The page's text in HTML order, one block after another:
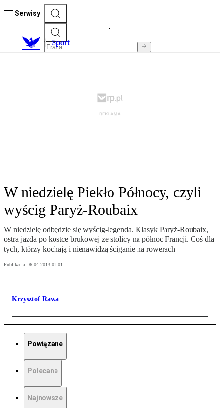
Serwisy
Sport
W niedzielę Piekło Północy, czyli
wyścig Paryż-Roubaix
W niedzielę odbędzie się wyścig-legenda. Klasyk Paryż-Roubaix,
ostra jazda po kostce brukowej ze stolicy na północ Francji. Coś dla
tych, którzy kochają i nienawidzą ściganie na rowerach
Publikacja: 06.04.2013 01:01
Krzysztof Rawa
Powiązane
Polecane
Najnowsze